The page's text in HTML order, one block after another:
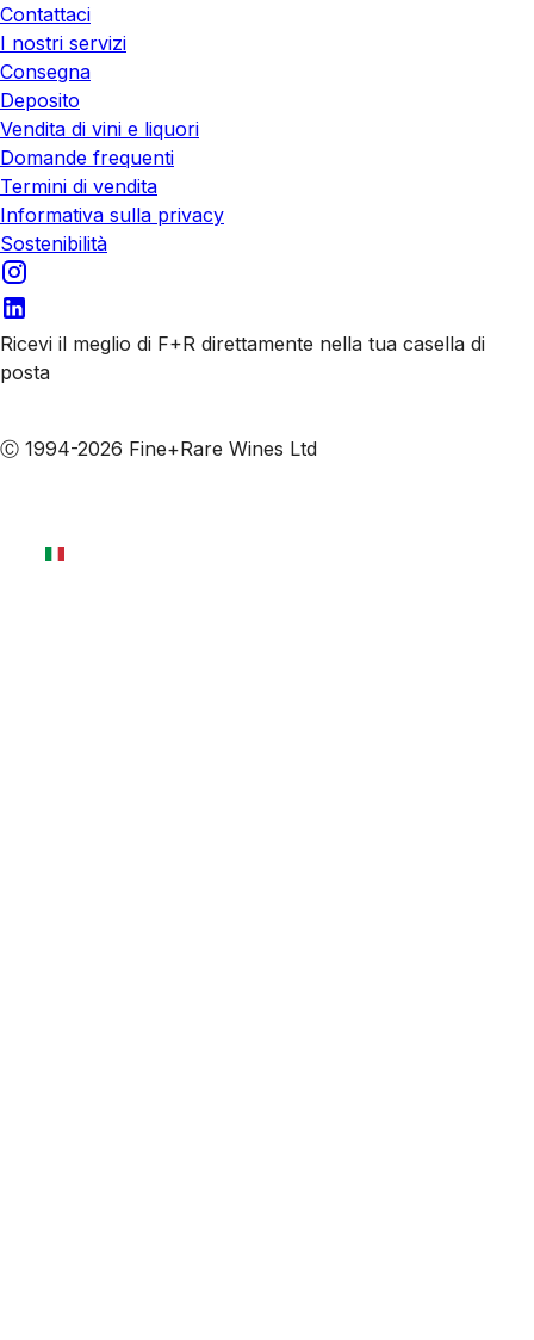
Contattaci
I nostri servizi
Consegna
Deposito
Vendita di vini e liquori
Domande frequenti
Termini di vendita
Informativa sulla privacy
Sostenibilità
Ricevi il meglio di F+R direttamente nella tua casella di
posta
Ⓒ 1994-2026 Fine+Rare Wines Ltd